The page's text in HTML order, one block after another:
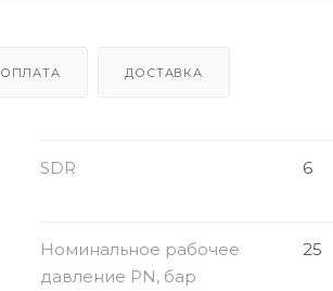
ОПЛАТА ДОСТАВКА
SDR 6
Номинальное рабочее
давление PN, бар
25